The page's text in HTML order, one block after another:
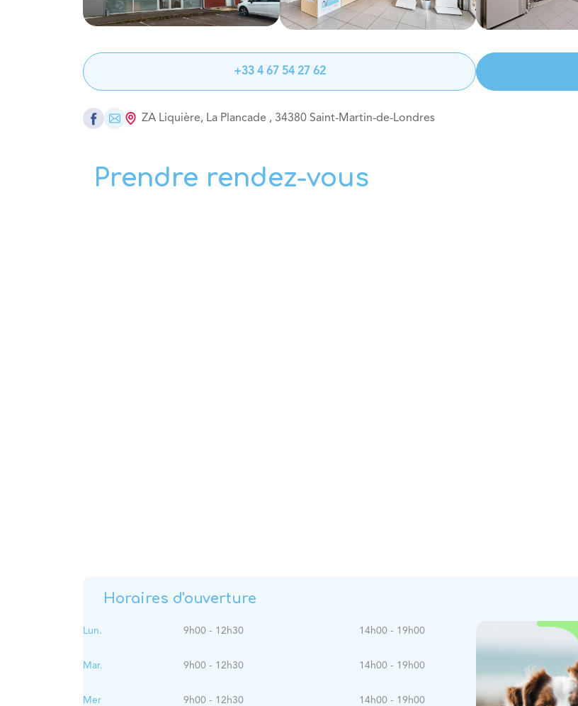
+33 4 67 54 27 62
ZA Liquière, La Plancade , 34380 Saint-Martin-de-Londres
Prendre rendez-vous
Horaires d'ouverture
Lun. 9h00 - 12h30 14h00 - 19h00
Mar. 9h00 - 12h30 14h00 - 19h00
Mer 9h00 - 12h30 14h00 - 19h00